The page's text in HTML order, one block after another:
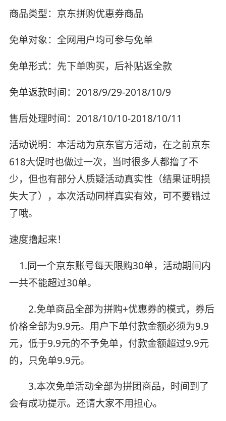
商品类型：京东拼购优惠券商品
免单对象：全网用户均可参与免单
免单形式：先下单购买，后补贴返全款
免单返款时间：2018/9/29-2018/10/9
售后处理时间：2018/10/10-2018/10/11
活动说明：本活动为京东官方活动，在之前京东
618大促时也做过一次，当时很多人都撸了不
少，但也有部分人质疑活动真实性（结果证明损
失大了），本次活动同样真实有效，可不要错过
了哦。
速度撸起来！
1.同一个京东账号每天限购30单，活动期间内
一共不能超过30单。
2.免单商品全部为拼购+优惠券的模式，券后
价格全部为9.9元。用户下单付款金额必须为9.9
元，低于9.9元的不予免单，付款金额超过9.9元
的，只免单9.9元。
3.本次免单活动全部为拼团商品，时间到了
会有成功提示。还请大家不用担心。